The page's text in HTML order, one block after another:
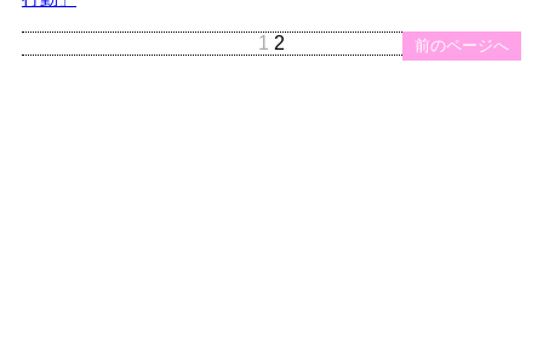
前のページへ
1 2